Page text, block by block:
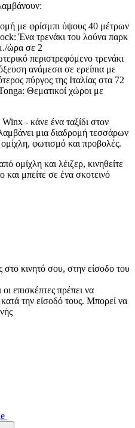
με φρίσμπι ύψους 40 μέτρων
Ένα τρενάκι του λούνα παρκ
ώρα σε 2
περιστρεφόμενο τρενάκι
ανάμεσα σε ερείπια με
πύργος της Ιταλίας στα 72
Θεματικοί χώροι με
- κάνε ένα ταξίδι στον
μια διαδρομή τεσσάρων
φωτισμό και προβολές.
ομίχλη και λέιζερ, κινηθείτε
μπείτε σε ένα σκοτεινό
στο κινητό σου, στην είσοδο του
επισκέπτες πρέπει να
την είσοδό τους. Μπορεί να